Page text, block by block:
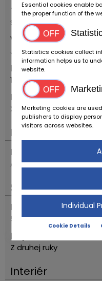
Typ vozidla
Starožitné auto
Vytvoriť
Jaguar
Prvý registračný rok
1981
Model
XJ6 4.2 MANUALE
Motor a pohon
Prevodovka
Automaticky
Status
Počet najazdený
5279
Popis stavu
Z druhej ruky
Interiér
Essential cookies enable
the proper function of the
Statistics cookies collect
information helps us to
website.
Marketing cookies are
publishers to display
visitors across websites.
Individual
Cookie Details